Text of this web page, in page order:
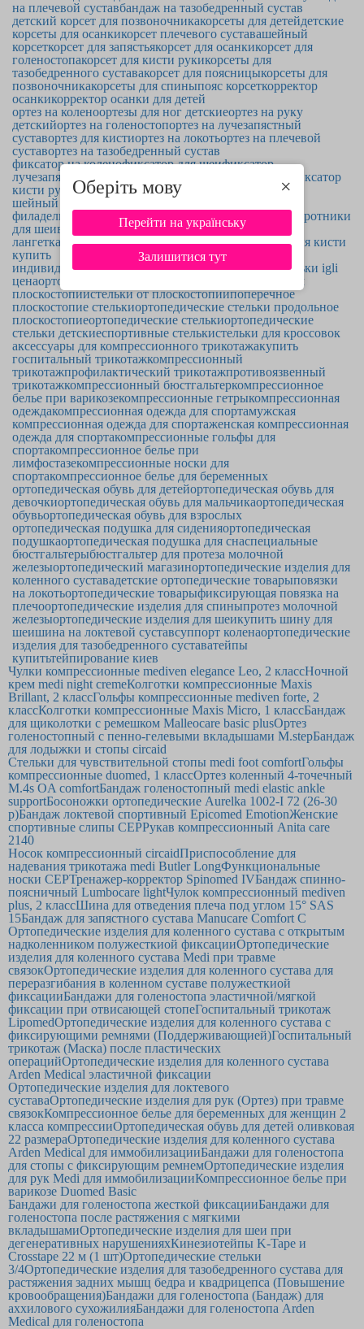
Оберіть мову ×
Перейти на українську
Залишитися тут
на плечевой суставбандаж на тазобедренный сустав
детский корсет для позвоночникакорсеты для детейдетские
корсеты для осанкикорсет плечевого суставашейный
корсеткорсет для запястьякорсет для осанкикорсет для
голеностопакорсет для кисти рукикорсеты для
тазобедренного суставакорсет для поясницыкорсеты для
позвоночникакорсеты для спиныпояс корсеткорректор
осанкикорректор осанки для детей
ортез на коленоортезы для ног детскиеортез на руку
детскийортез на голеностопортез на лучезапястный
суставортез для кистиортез на локотьортез на плечевой
суставортез на тазобедренный сустав
фиксатор на коленофиксатор для шеификсатор
лучезапястного сустава
фиксатор
кисти руки
шейный воротник для детей
филадельфия
воротник нельсона воротники шанца воротники
для шеиворотник шанца для детей
лангетка на запястьелангета на голеностоплангет для кисти
купить
индивидуальные ортопедические стельки киевстельки igli
ценаортопедические стельки при комбинированном
плоскостопиистельки от плоскостопиипоперечное
плоскостопие стелькиортопедические стельки продольное
плоскостопиеортопедические стелькиортопедические
стельки детскиеспортивные стелькистельки для кроссовок
аксессуары для компрессионного трикотажакупить
госпитальный трикотажкомпрессионный
трикотажпрофилактический трикотажпротивоязвенный
трикотажкомпрессионный бюстгальтеркомпрессионное
белье при варикозекомпрессионные гетрыкомпрессионная
одеждакомпрессионная одежда для спортамужская
компрессионная одежда для спортаженская компрессионная
одежда для спортакомпрессионные гольфы для
спортакомпрессионное белье при
лимфостазекомпрессионные носки для
спортакомпрессионное белье для беременных
ортопедическая обувь для детейортопедическая обувь для
девочкиортопедическая обувь для мальчикаортопедическая
обувьортопедическая обувь для взрослых
ортопедическая подушка для сиденияортопедическая
подушкаортопедическая подушка для снаспециальные
бюстгальтерыбюстгальтер для протеза молочной
железыортопедический магазинортопедические изделия для
коленного суставадетские ортопедические товарыповязки
на локотьортопедические товарыфиксирующая повязка на
плечоортопедические изделия для спиныпротез молочной
железыортопедические изделия для шеикупить шину для
шеишина на локтевой суставсуппорт коленаортопедические
изделия для тазобедренного суставатейпы
купитьтейпирование киев
Чулки компрессионные mediven elegance Leo, 2 классНочной
крем medi night cremeКолготки компрессионные Maxis
Brillant, 2 классГольфы компрессионные mediven forte, 2
классКолготки компрессионные Maxis Micro, 1 классБандаж
для щиколотки с ремешком Malleocare basic plusОртез
голеностопный с пенно-гелевыми вкладышами M.stepБандаж
для лодыжки и стопы circaid
Стельки для чувствительной стопы medi foot comfortГольфы
компрессионные duomed, 1 классОртез коленный 4-точечный
M.4s OA comfortБандаж голеностопный medi elastic ankle
supportБосоножки ортопедические Aurelka 1002-I 72 (26-30
р)Бандаж локтевой спортивный Epicomed EmotionЖенские
спортивные слипы CEPРукав компрессионный Anita care
2140
Носок компрессионный circaidПриспособление для
надевания трикотажа medi Butler LongФункциональные
носки CEPТренажер-корректор Spinomed IVБандаж спинно-
поясничный Lumbocare lightЧулок компрессионный mediven
plus, 2 классШина для отведения плеча под углом 15° SAS
15Бандаж для запястного сустава Manucare Comfort C
Ортопедические изделия для коленного сустава с открытым
надколенником полужесткиой фиксацииОртопедические
изделия для коленного сустава Medi при травме
связокОртопедические изделия для коленного сустава для
переразгибания в коленном суставе полужесткиой
фиксацииБандажи для голеностопа эластичной/мягкой
фиксации при отвисающей стопеГоспитальный трикотаж
LipomedОртопедические изделия для коленного сустава с
фиксирующими ремнями (Поддерживающией)Госпитальный
трикотаж (Маска) после пластических
операцийОртопедические изделия для коленного сустава
Arden Medical эластичной фиксации
Ортопедические изделия для локтевого
суставаОртопедические изделия для рук (Ортез) при травме
связокКомпрессионное белье для беременных для женщин 2
класса компрессииОртопедическая обувь для детей оливковая
22 размераОртопедические изделия для коленного сустава
Arden Medical для иммобилизацииБандажи для голеностопа
для стопы с фиксирующим ремнемОртопедические изделия
для рук Medi для иммобилизацииКомпрессионное белье при
варикозе Duomed Basic
Бандажи для голеностопа жесткой фиксацииБандажи для
голеностопа после растяжения с мягкими
вкладышамиОртопедические изделия для шеи при
дегенеративных нарушенияхКинезиотейпы K-Tape и
Crosstape 22 м (1 шт)Ортопедические стельки
3/4Ортопедические изделия для тазобедренного сустава для
растяжения задних мышц бедра и квадрицепса (Повышение
кровообращения)Бандажи для голеностопа (Бандаж) для
аххилового сухожилияБандажи для голеностопа Arden
Medical для голеностопа